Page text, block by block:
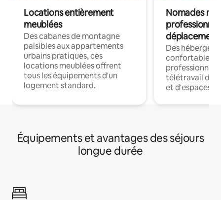
Locations entièrement
meublées
Des cabanes de montagne
paisibles aux appartements
urbains pratiques, ces
locations meublées offrent
tous les équipements d'un
logement standard.
Nomades
déplacement
Des
confortables
professionnels
télétravail
et d'espaces
Équipements et avantages des séjours
longue durée